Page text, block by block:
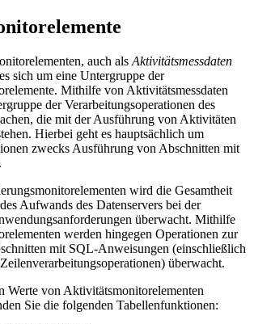
auch als Aktivitätsmessdaten
sich um eine Untergruppe der
Mithilfe von Aktivitätsmessdaten
der Verarbeitungsoperationen des
die mit der Ausführung von Aktivitäten
Hierbei geht es hauptsächlich um
zwecks Ausführung von Abschnitten mit
wird die Gesamtheit
Aufwands des Datenservers bei der
überwacht. Mithilfe
werden hingegen Operationen zur
mit SQL-Anweisungen (einschließlich
überwacht.
Werte von Aktivitätsmonitorelementen
Sie die folgenden Tabellenfunktionen: